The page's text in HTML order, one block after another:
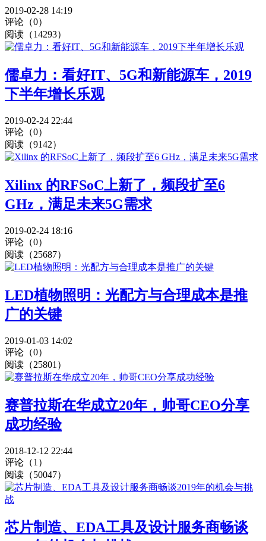
2019-02-28 14:19
评论（0）
阅读（14293）
儒卓力：看好IT、5G和新能源车，2019
下半年增长乐观
2019-02-24 22:44
评论（0）
阅读（9142）
Xilinx 的RFSoC上新了，频段扩至6
GHz，满足未来5G需求
2019-02-24 18:16
评论（0）
阅读（25687）
LED植物照明：光配方与合理成本是推
广的关键
2019-01-03 14:02
评论（0）
阅读（25801）
赛普拉斯在华成立20年，帅哥CEO分享
成功经验
2018-12-12 22:44
评论（1）
阅读（50047）
芯片制造、EDA工具及设计服务商畅谈